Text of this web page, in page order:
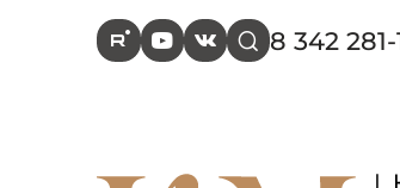
R Y V s 8 342 281-